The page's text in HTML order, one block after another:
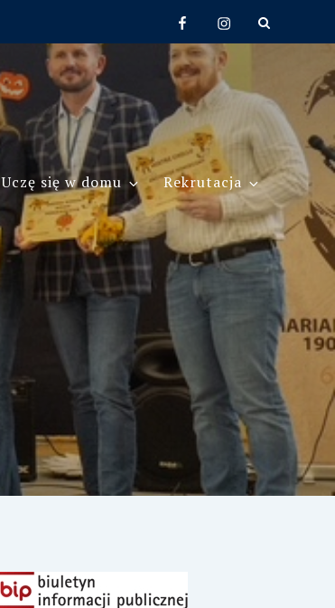
FacebookInstagram
Uczę się w domu Rekrutacja